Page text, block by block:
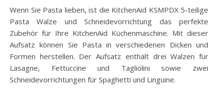
Wenn Sie Pasta lieben, ist die KitchenAid KSMPDX 5-teilige
Pasta Walze und Schneidevorrichtung das perfekte
Zubehör für Ihre KitchenAid Küchenmaschine. Mit dieser
Aufsatz können Sie Pasta in verschiedenen Dicken und
Formen herstellen. Der Aufsatz enthält drei Walzen für
Lasagne, Fettuccine und Tagliolini sowie zwei
Schneidevorrichtungen für Spaghetti und Linguine.